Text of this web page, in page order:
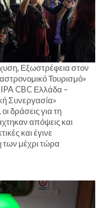
Εξωστρέφεια στον
Τουρισμό»
CBC Ελλάδα –
Συνεργασία»
δράσεις για τη
απόψεις και
και έγινε
των μέχρι τώρα